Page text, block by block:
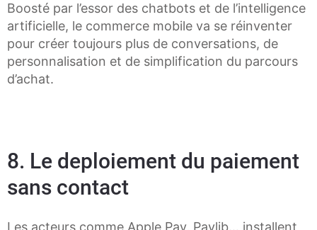
Boosté par l’essor des chatbots et de l’intelligence
artificielle, le commerce mobile va se réinventer
pour créer toujours plus de conversations, de
personnalisation et de simplification du parcours
d’achat.
8. Le deploiement du paiement
sans contact
Les acteurs comme Apple Pay, Paylib… installent